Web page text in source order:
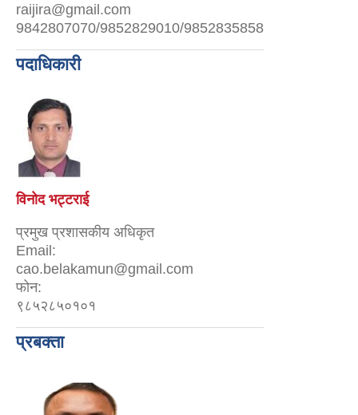
raijira@gmail.com
9842807070/9852829010/9852835858
पदाधिकारी
विनोद भट्टराई
प्रमुख प्रशासकीय अधिकृत
Email:
cao.belakamun@gmail.com
फोन:
९८५२८५०१०१
प्रबक्ता